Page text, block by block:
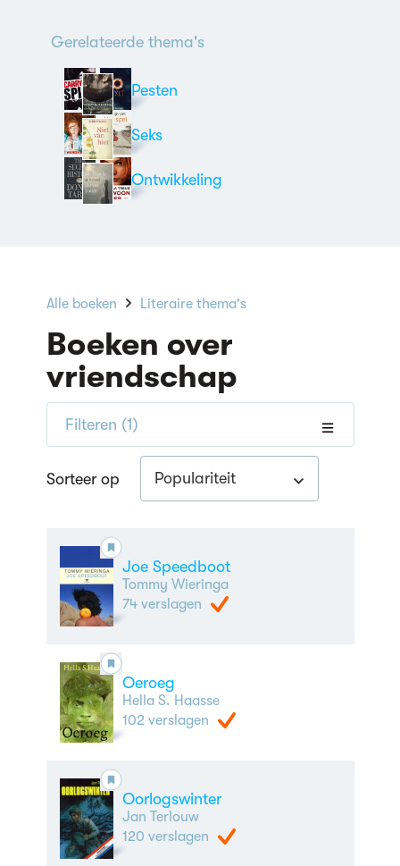
Gerelateerde thema's
Pesten
Seks
Ontwikkeling
Alle boeken Literaire thema's
Boeken over
vriendschap
Filteren (1)
Sorteer op Populariteit
Joe Speedboot
Tommy Wieringa
74 verslagen
Oeroeg
Hella S. Haasse
102 verslagen
Oorlogswinter
Jan Terlouw
120 verslagen